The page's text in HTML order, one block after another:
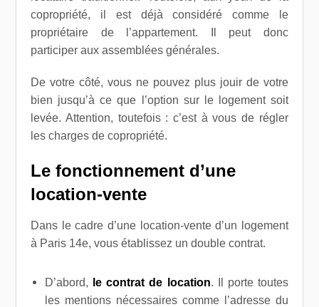
copropriété, il est déjà considéré comme le
propriétaire de l’appartement. Il peut donc
participer aux assemblées générales.
De votre côté, vous ne pouvez plus jouir de votre
bien jusqu’à ce que l’option sur le logement soit
levée. Attention, toutefois : c’est à vous de régler
les charges de copropriété.
Le fonctionnement d’une
location-vente
Dans le cadre d’une location-vente d’un logement
à Paris 14e, vous établissez un double contrat.
D’abord, le contrat de location. Il porte toutes
les mentions nécessaires comme l’adresse du